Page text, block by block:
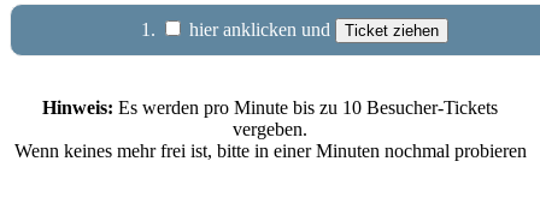
1. hier anklicken und
Hinweis: Es werden pro Minute bis zu 10 Besucher-Tickets
vergeben.
Wenn keines mehr frei ist, bitte in einer Minuten nochmal probieren